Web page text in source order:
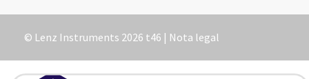
© Lenz Instruments 2026 t46 | Nota legal